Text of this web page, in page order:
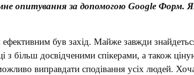
опитування за допомогою Google Форм.
був захід. Майже завжди
більш досвідченими спікерами, а також
виправдати сподівання усіх людей.